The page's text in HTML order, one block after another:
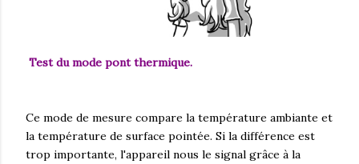
Test du mode pont thermique.
Ce mode de mesure compare la température ambiante et
la température de surface pointée. Si la différence est
trop importante, l'appareil nous le signal grâce à la